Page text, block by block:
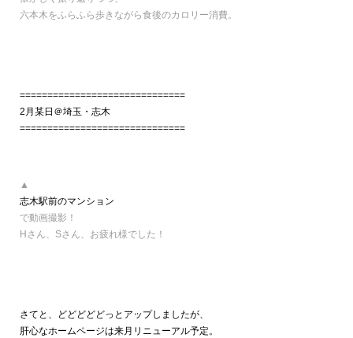
六本木をふらふら歩きながら食後のカロリー消費。
==============================
2月某日＠埼玉・志木
==============================
▲
志木駅前のマンション
で動画撮影！
Hさん、Sさん、お疲れ様でした！
さてと、どどどどどっとアップしましたが、
肝心なホームページは来月リニューアル予定。